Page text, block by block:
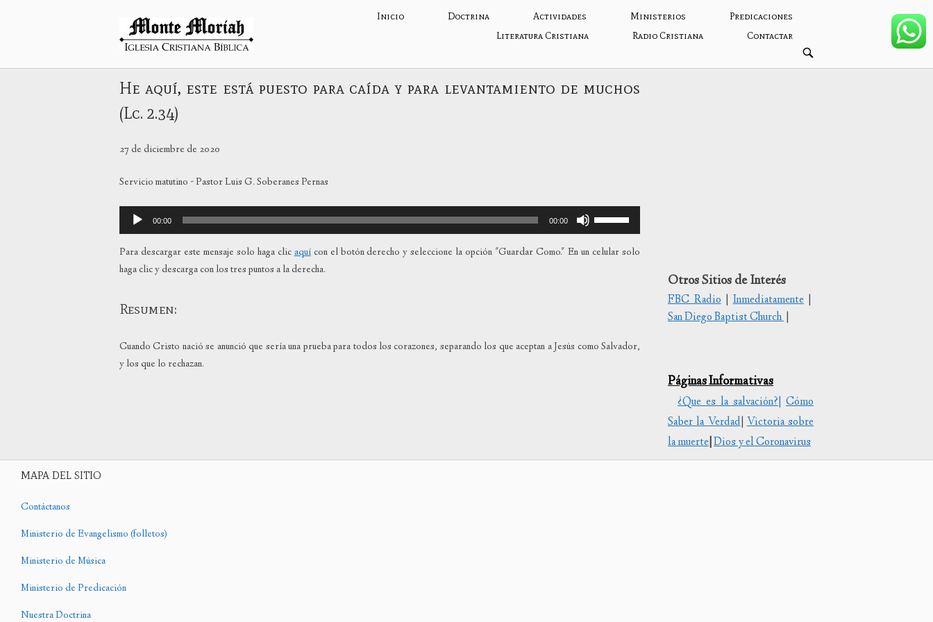
Inicio
Inicio Doctrina Actividades Ministerios
Predicaciones
Literatura Cristiana
Radio Cristiana Contactar
ABRIR
BARRA
DE
He aquí, este está puesto para caída y para levantamiento de muchos
(Lc. 2.34)
27 de diciembre de 2020
Servicio matutino - Pastor Luis G. Soberanes Pernas
Reproductor
de
audio
00:00 00:00
las
teclas
o
Para descargar este mensaje solo haga clicaquícon el botón derecho y seleccione la opción "Guardar Como." En un celular solo
haga clic y descarga con los tres puntos a la derecha.
Resumen:
Cuando Cristo nació se anunció que sería una prueba para todos los corazones, separando los que aceptan a Jesús como Salvador,
y los que lo rechazan.
Otros Sitios de Interés
FBC Radio|Inmediatamente|
San Diego Baptist Church
Páginas Informativas
¿Que es la salvación?| Cómo
Saber la Verdad|Victoria sobre
la muerte Dios y el Coronavirus
MAPA DEL SITIO
Contáctanos
Ministerio de Evangelismo (folletos)
Ministerio de Música
Ministerio de Predicación
Nuestra Doctrina